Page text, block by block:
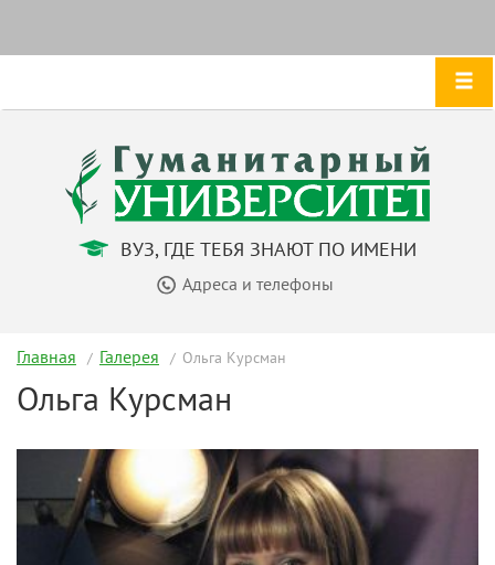
ВУЗ, ГДЕ ТЕБЯ ЗНАЮТ ПО ИМЕНИ
Адреса и телефоны
Главная Галерея Ольга Курсман
Ольга Курсман